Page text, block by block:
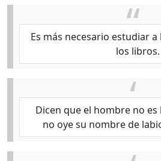
Es más necesario estudiar
los libros.
Dicen que el hombre no
no oye su nombre de